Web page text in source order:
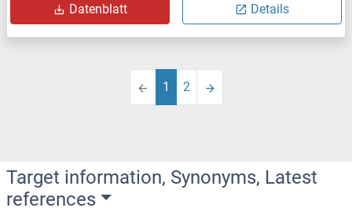
Datenblatt Details
1 2
Target information, Synonyms, Latest
references